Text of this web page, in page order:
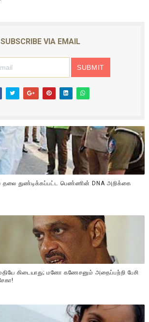
SUBSCRIBE VIA EMAIL
தலை துண்டிக்கப்பட்ட பெண்ணின் DNA அறிக்கை
கிடையாது; மனோ கணேசனும் அதைப்பற்றி பேசி